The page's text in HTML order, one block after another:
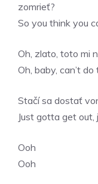
zomrieť?
So you think you
Oh, zlato, toto mi
Oh, baby, can’t
Stačí sa dostať
Just gotta get
Ooh
Ooh